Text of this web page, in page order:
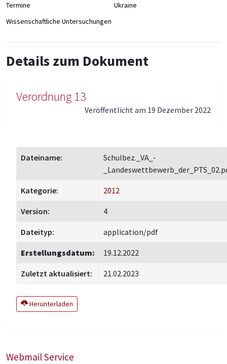
Termine
Ukraine
Wissenschaftliche Untersuchungen
Details zum Dokument
Verordnung 13
Veröffentlicht am 19 Dezember 2022
Dateiname:
Schulbez._VA_-
Kategorie: 2012
Version: 4
Dateityp: application/pdf
Erstellungsdatum: 19.12.2022
Zuletzt aktualisiert: 21.02.2023
Herunterladen
Webmail Service